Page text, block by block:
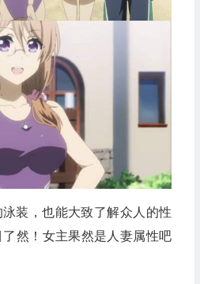
装，也能大致了解众人的性
然！女主果然是人妻属性吧